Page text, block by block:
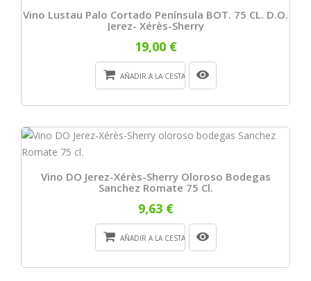
Vino Lustau Palo Cortado Península BOT. 75 CL. D.O.
Jerez- Xérès-Sherry
19,00 €
AÑADIR A LA CESTA
Vino DO Jerez-Xérès-Sherry Oloroso Bodegas
Sanchez Romate 75 Cl.
9,63 €
AÑADIR A LA CESTA